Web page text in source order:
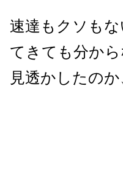
速達もクソも
てきても分か
見透かしたの